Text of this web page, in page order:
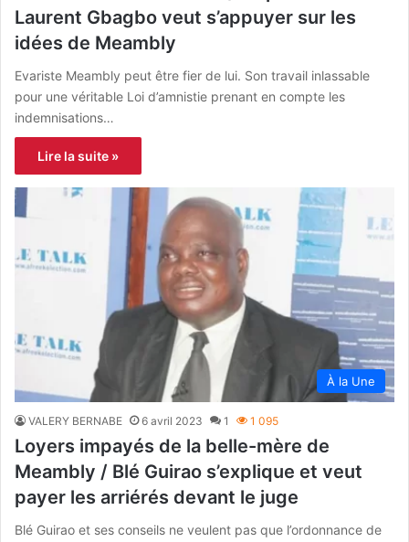
Laurent Gbagbo veut s’appuyer sur les
idées de Meambly
Evariste Meambly peut être fier de lui. Son travail inlassable
pour une véritable Loi d’amnistie prenant en compte les
indemnisations…
Lire la suite »
À la Une
VALERY BERNABE 6 avril 2023 1 1 095
Loyers impayés de la belle-mère de
Meambly / Blé Guirao s’explique et veut
payer les arriérés devant le juge
Blé Guirao et ses conseils ne veulent pas que l’ordonnance de